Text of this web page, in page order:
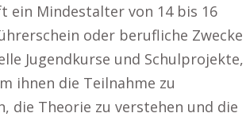
ein Mindestalter von 14 bis 16
oder berufliche Zwecke
Jugendkurse und Schulprojekte,
ihnen die Teilnahme zu
die Theorie zu verstehen und die